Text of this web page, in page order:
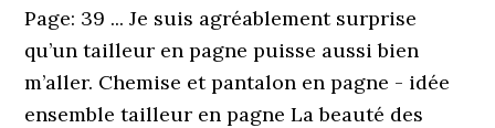
Page: 39 ... Je suis agréablement surprise
qu’un tailleur en pagne puisse aussi bien
m’aller. Chemise et pantalon en pagne - idée
ensemble tailleur en pagne La beauté des